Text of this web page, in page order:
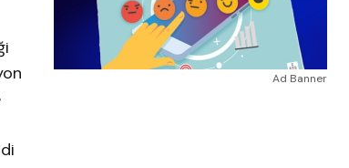
Ad Banner